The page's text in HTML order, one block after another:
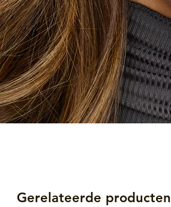
Gerelateerde producten